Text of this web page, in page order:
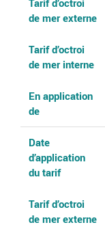
Tarif d’octroi
de mer externe
Tarif d’octroi
de mer interne
En application
de
Date
d’application
du tarif
Tarif d’octroi
de mer externe